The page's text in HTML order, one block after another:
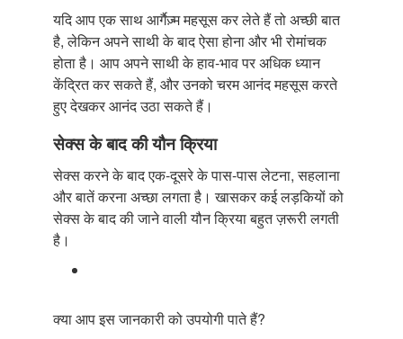
यदि आप एक साथ आर्गैज़्म महसूस कर लेते हैं तो अच्छी बात
है, लेकिन अपने साथी के बाद ऐसा होना और भी रोमांचक
होता है। आप अपने साथी के हाव-भाव पर अधिक ध्यान
केंद्रित कर सकते हैं, और उनको चरम आनंद महसूस करते
हुए देखकर आनंद उठा सकते हैं।
सेक्स के बाद की यौन क्रिया
सेक्स करने के बाद एक-दूसरे के पास-पास लेटना, सहलाना
और बातें करना अच्छा लगता है। खासकर कई लड़कियों को
सेक्स के बाद की जाने वाली यौन क्रिया बहुत ज़रूरी लगती
है।
क्या आप इस जानकारी को उपयोगी पाते हैं?